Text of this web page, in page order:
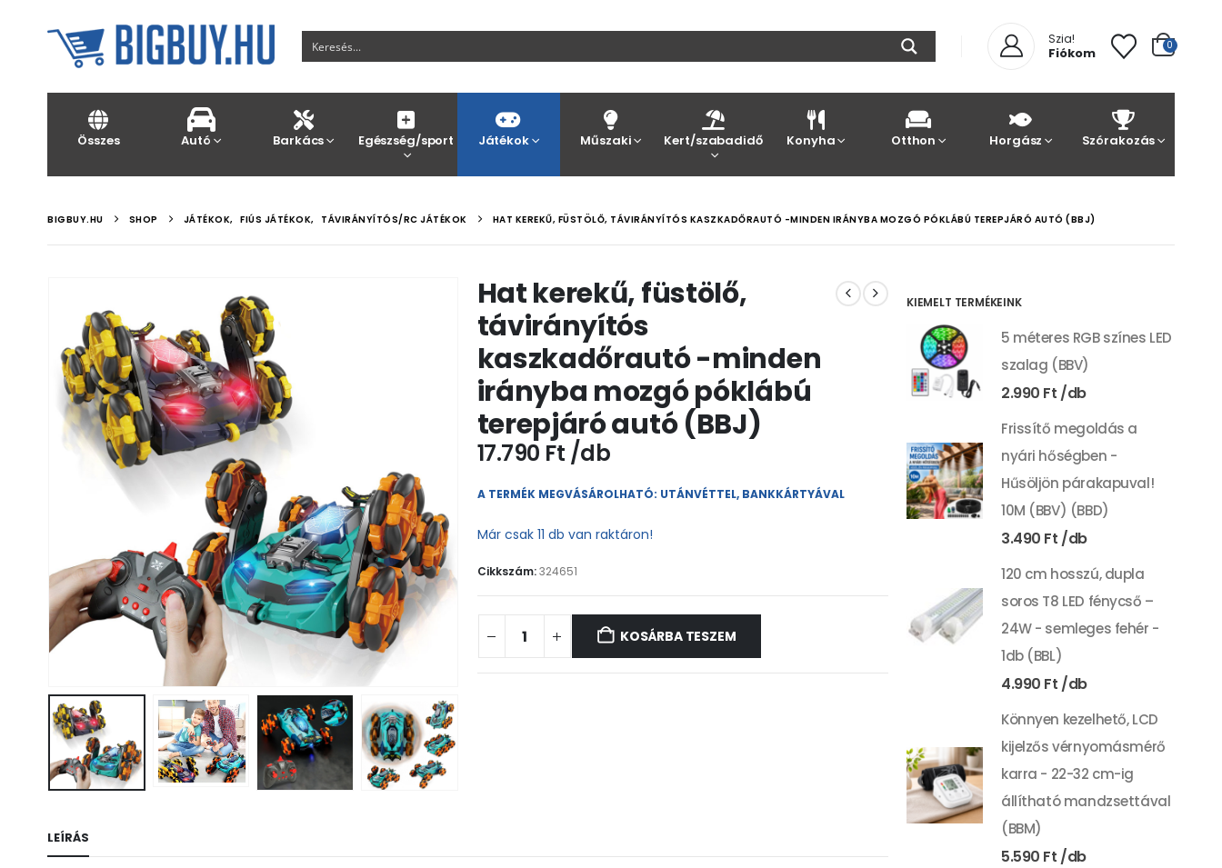
Szia!
Fiókom 0
Összes Autó Barkács Egészség/sport Játékok Műszaki Kert/szabadidő Konyha Otthon Horgász Szórakozás
BIGBUY.HU SHOP JÁTÉKOK, FIÚS JÁTÉKOK, TÁVIRÁNYÍTÓS/RC JÁTÉKOK HAT KEREKŰ, FÜSTÖLŐ, TÁVIRÁNYÍTÓS KASZKADŐRAUTÓ -MINDEN IRÁNYBA MOZGÓ PÓKLÁBÚ TEREPJÁRÓ AUTÓ (BBJ)
Hat kerekű, füstölő,
távirányítós
kaszkadőrautó -minden
irányba mozgó póklábú
terepjáró autó (BBJ)
17.790 Ft
A TERMÉK MEGVÁSÁROLHATÓ: UTÁNVÉTTEL, BANKKÁRTYÁVAL
Már csak 11 db van raktáron!
Cikkszám:324651
KOSÁRBA TESZEM
LEÍRÁS
KIEMELT TERMÉKEINK
5 méteres RGB színes LED
szalag (BBV)
2.990 Ft
Frissítő megoldás a
nyári hőségben -
Hűsöljön párakapuval!
10M (BBV) (BBD)
3.490 Ft
120 cm hosszú, dupla
soros T8 LED fénycső –
24W - semleges fehér -
1db (BBL)
4.990 Ft
Könnyen kezelhető, LCD
kijelzős vérnyomásmérő
karra - 22-32 cm-ig
állítható mandzsettával
(BBM)
5.590 Ft